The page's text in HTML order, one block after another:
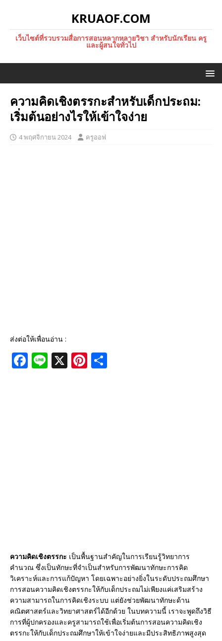
KRUAOF.COM
เว็บไซต์ที่รวบรวมสื่อการสอนหลากหลายวิชา สำหรับนักเรียน ครู
และผู้สนใจทั่วไป
ความคิดเชิงตรรกะสำหรับเด็กประถม:
เริ่มต้นอย่างไรให้เข้าใจง่าย
4 พฤศจิกายน 2024 ครูออฟ
ส่งต่อให้เพื่อนอ่าน :
F Li X Pi
ความคิดเชิงตรรกะ เป็นพื้นฐานสำคัญในการเรียนรู้วิทยาการ
คำนวณ ซึ่งเป็นทักษะที่จำเป็นสำหรับการพัฒนาทักษะการคิด
วิเคราะห์และการแก้ปัญหา โดยเฉพาะอย่างยิ่งในระดับประถมศึกษา
การสอนความคิดเชิงตรรกะให้กับเด็กประถมไม่เพียงแค่เสริมสร้าง
ความสามารถในการคิดเชิงระบบ แต่ยังช่วยพัฒนาทักษะด้าน
คณิตศาสตร์และวิทยาศาสตร์ได้อีกด้วย ในบทความนี้ เราจะพูดถึงวิธี
การที่ผู้ปกครองและครูสามารถใช้เพื่อเริ่มต้นการสอนความคิดเชิง
ตรรกะให้กับเด็กประถมศึกษาให้เข้าใจง่ายและมีประสิทธิภาพสูงสุด